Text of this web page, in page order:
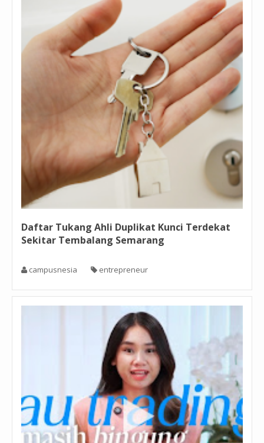
Daftar Tukang Ahli Duplikat Kunci Terdekat
Sekitar Tembalang Semarang
campusnesia entrepreneur